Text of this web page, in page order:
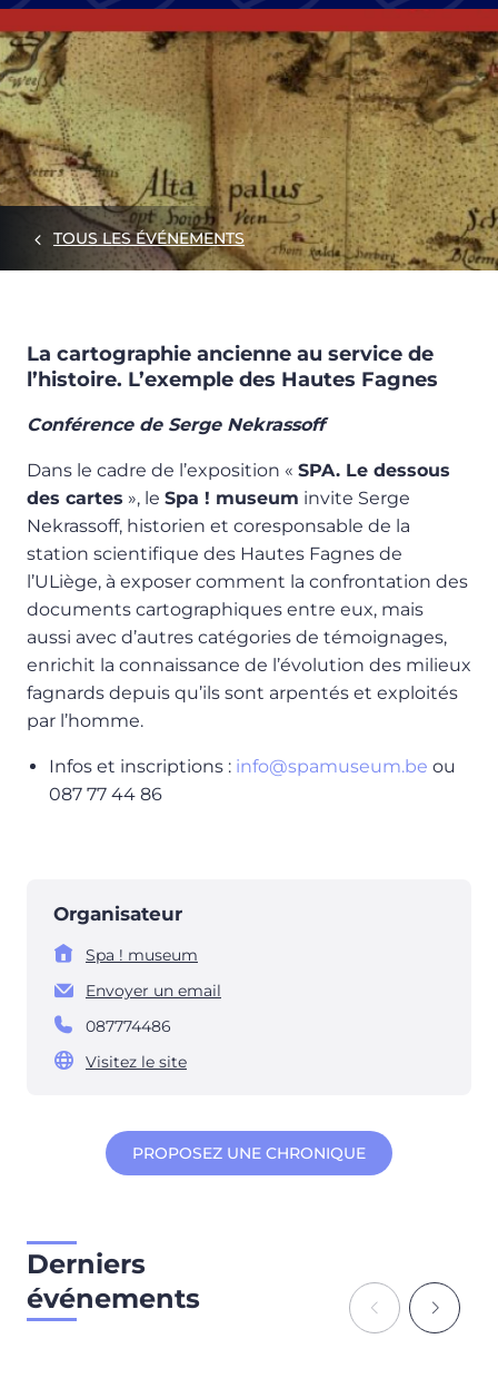
TOUS LES ÉVÉNEMENTS
La cartographie ancienne au service de
l’histoire. L’exemple des Hautes Fagnes
Conférence de Serge Nekrassoff
Dans le cadre de l’exposition « SPA. Le dessous
des cartes », le Spa ! museum invite Serge
Nekrassoff, historien et coresponsable de la
station scientifique des Hautes Fagnes de
l’ULiège, à exposer comment la confrontation des
documents cartographiques entre eux, mais
aussi avec d’autres catégories de témoignages,
enrichit la connaissance de l’évolution des milieux
fagnards depuis qu’ils sont arpentés et exploités
par l’homme.
Infos et inscriptions : info@spamuseum.be ou
087 77 44 86
Organisateur
Spa ! museum
Envoyer un email
087774486
Visitez le site
PROPOSEZ UNE CHRONIQUE
Derniers
événements